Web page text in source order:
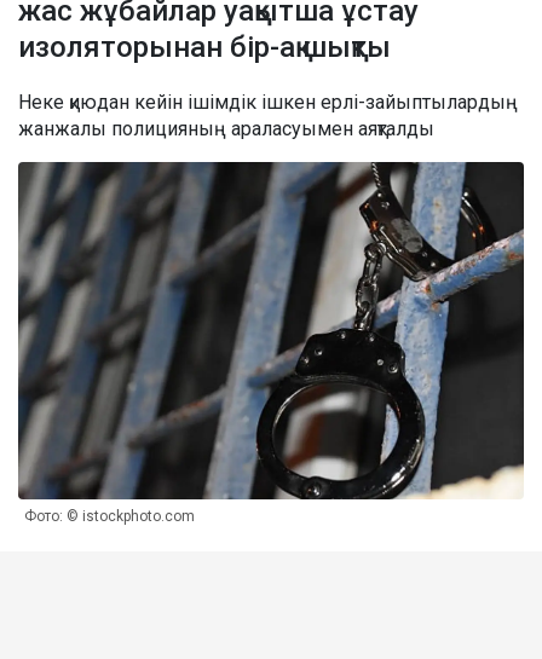
жас жұбайлар уақытша ұстау
изоляторынан бір-ақ шықты
Неке қиюдан кейін ішімдік ішкен ерлі-зайыптылардың
жанжалы полицияның араласуымен аяқталды
Фото: © istockphoto.com